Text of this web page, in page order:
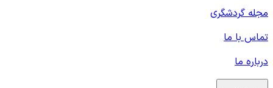
مجله گردشگری
تماس با ما
درباره ما